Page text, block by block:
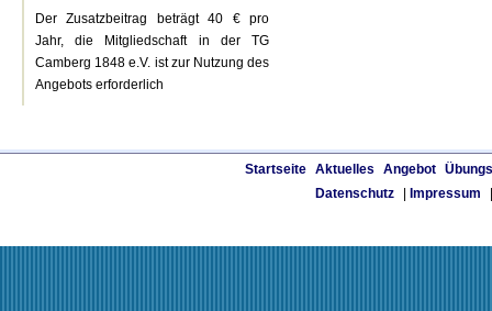
Der Zusatzbeitrag beträgt 40 € pro
Jahr, die Mitgliedschaft in der TG
Camberg 1848 e.V. ist zur Nutzung des
Angebots erforderlich
Startseite Aktuelles Angebot
Datenschutz
Impressum